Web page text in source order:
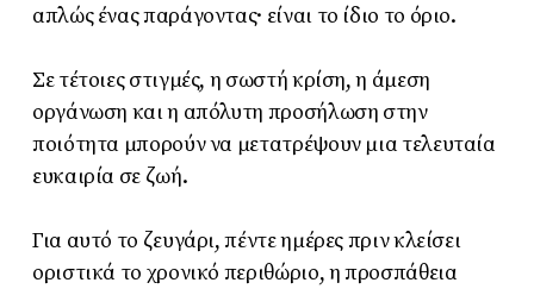
απλώς ένας παράγοντας· είναι το ίδιο το όριο.
Σε τέτοιες στιγμές, η σωστή κρίση, η άμεση
οργάνωση και η απόλυτη προσήλωση στην
ποιότητα μπορούν να μετατρέψουν μια τελευταία
ευκαιρία σε ζωή.
Για αυτό το ζευγάρι, πέντε ημέρες πριν κλείσει
οριστικά το χρονικό περιθώριο, η προσπάθεια